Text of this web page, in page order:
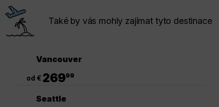
Také by vás mohly zajímat tyto destinace
Vancouver
od € 26999
Seattle